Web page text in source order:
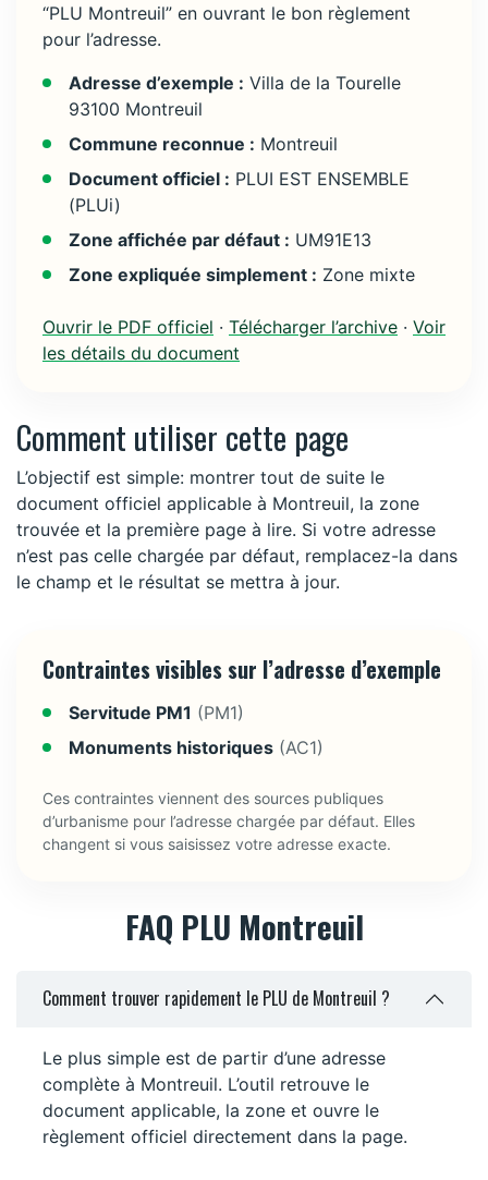
“PLU Montreuil” en ouvrant le bon règlement
pour l’adresse.
Adresse d’exemple : Villa de la Tourelle
93100 Montreuil
Commune reconnue : Montreuil
Document officiel : PLUI EST ENSEMBLE
(PLUi)
Zone affichée par défaut : UM91E13
Zone expliquée simplement : Zone mixte
Ouvrir le PDF officiel · Télécharger l’archive · Voir
les détails du document
Comment utiliser cette page
L’objectif est simple: montrer tout de suite le
document officiel applicable à Montreuil, la zone
trouvée et la première page à lire. Si votre adresse
n’est pas celle chargée par défaut, remplacez-la dans
le champ et le résultat se mettra à jour.
Contraintes visibles sur l’adresse d’exemple
Servitude PM1 (PM1)
Monuments historiques (AC1)
Ces contraintes viennent des sources publiques
d’urbanisme pour l’adresse chargée par défaut. Elles
changent si vous saisissez votre adresse exacte.
FAQ PLU Montreuil
Comment trouver rapidement le PLU de Montreuil ?
Le plus simple est de partir d’une adresse
complète à Montreuil. L’outil retrouve le
document applicable, la zone et ouvre le
règlement officiel directement dans la page.